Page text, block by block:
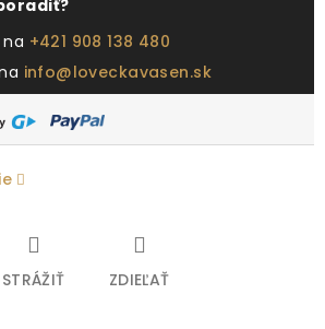
+421 908 138 480
info@loveckavasen.sk
STRÁŽIŤ ZDIEĽAŤ